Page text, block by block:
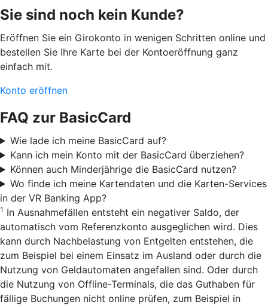
Sie sind noch kein Kunde?
Eröffnen Sie ein Girokonto in wenigen Schritten online und
bestellen Sie Ihre Karte bei der Kontoeröffnung ganz
einfach mit.
Konto eröffnen
FAQ zur BasicCard
Wie lade ich meine BasicCard auf?
Kann ich mein Konto mit der BasicCard überziehen?
Können auch Minderjährige die BasicCard nutzen?
Wo finde ich meine Kartendaten und die Karten-Services
in der VR Banking App?
1 In Ausnahmefällen entsteht ein negativer Saldo, der
automatisch vom Referenzkonto ausgeglichen wird. Dies
kann durch Nachbelastung von Entgelten entstehen, die
zum Beispiel bei einem Einsatz im Ausland oder durch die
Nutzung von Geldautomaten angefallen sind. Oder durch
die Nutzung von Offline-Terminals, die das Guthaben für
fällige Buchungen nicht online prüfen, zum Beispiel in